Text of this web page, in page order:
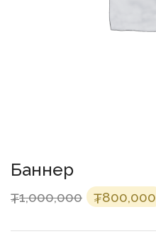
Баннер
₮1,000,000 ₮800,000